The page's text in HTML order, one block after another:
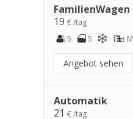
FamilienWagen
19 € /tag
5
5 M
Angebot sehen
Automatik
21 € /tag